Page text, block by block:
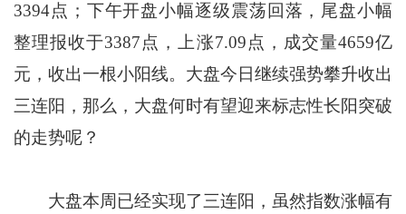
3394点；下午开盘小幅逐级震荡回落，尾盘小幅
整理报收于3387点，上涨7.09点，成交量4659亿
元，收出一根小阳线。大盘今日继续强势攀升收出
三连阳，那么，大盘何时有望迎来标志性长阳突破
的走势呢？
大盘本周已经实现了三连阳，虽然指数涨幅有